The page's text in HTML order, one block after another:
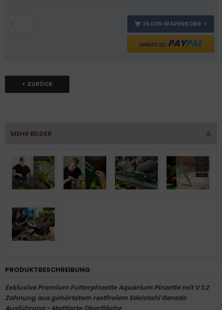
IN DEN WARENKORB
DIREKT ZU PAYPAL
ZURÜCK
MEHR BILDER
PRODUKTBESCHREIBUNG
Exklusive Premium Futterpinzette Aquarium Pinzette mit V 1:2
Zahnung aus gehärtetem rostfreiem Edelstahl Gerade